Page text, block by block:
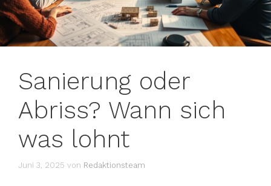
Sanierung oder
Abriss? Wann sich
was lohnt
Juni 3, 2025 von Redaktionsteam